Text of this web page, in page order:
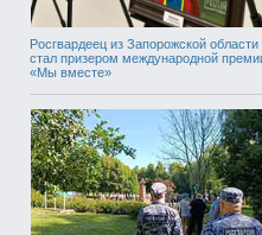
Росгвардеец из Запорожской области
стал призером международной
«Мы вместе»